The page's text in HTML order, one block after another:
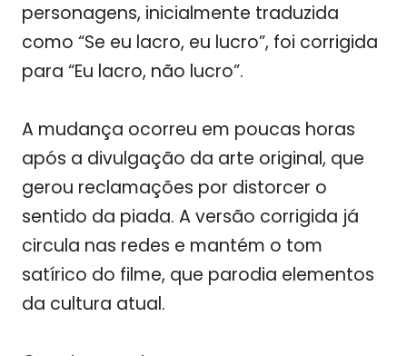
personagens, inicialmente traduzida
como “Se eu lacro, eu lucro”, foi corrigida
para “Eu lacro, não lucro”.
A mudança ocorreu em poucas horas
após a divulgação da arte original, que
gerou reclamações por distorcer o
sentido da piada. A versão corrigida já
circula nas redes e mantém o tom
satírico do filme, que parodia elementos
da cultura atual.